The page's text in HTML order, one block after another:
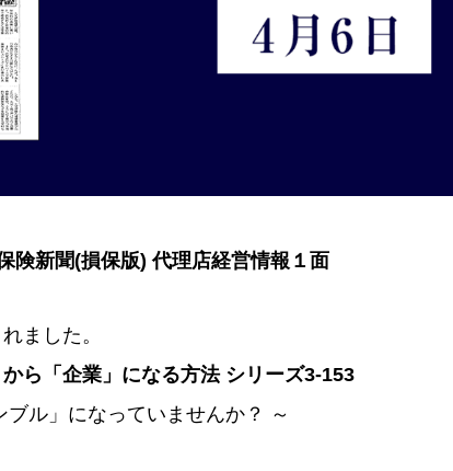
険新聞(損保版) 代理店経営情報１面
ました。
ら「企業」になる方法 シリーズ3-153
ブル」になっていませんか？ ～